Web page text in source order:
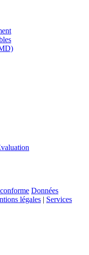
Données
légales | Services